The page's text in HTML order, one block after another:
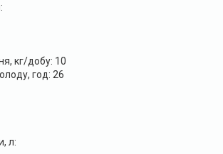
кг/добу: 10
год: 26
л: